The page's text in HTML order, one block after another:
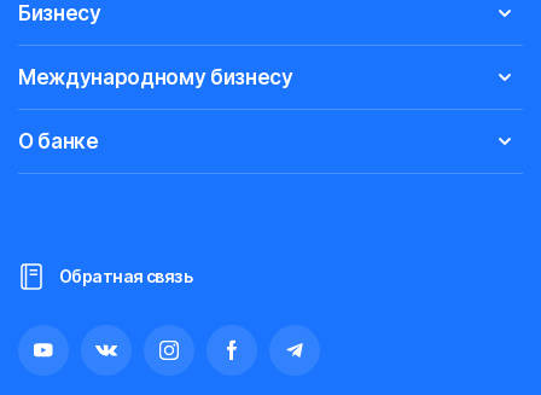
Бизнесу
Международному бизнесу
О банке
Обратная связь